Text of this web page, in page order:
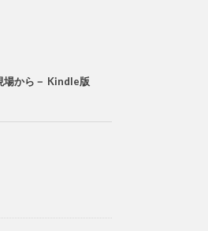
場から－ Kindle版